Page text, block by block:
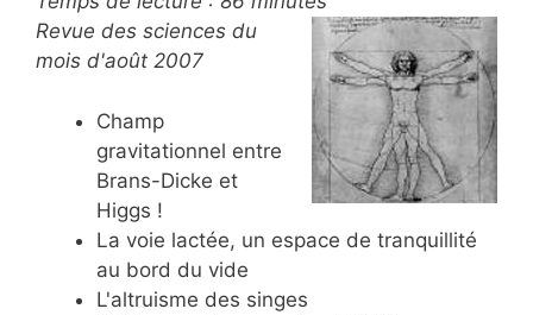
Revue des sciences du
mois d'août 2007
Champ
gravitationnel entre
Brans-Dicke et
Higgs !
La voie lactée, un espace de tranquillité
au bord du vide
L'altruisme des singes